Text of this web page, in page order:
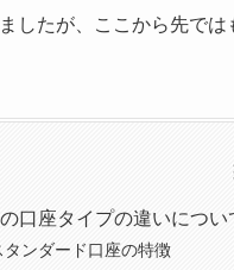
したが、ここから先で
口座タイプの違いについ
タンダード口座の特徴